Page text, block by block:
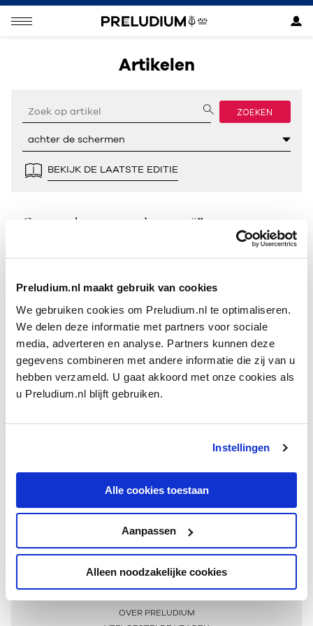
Preludium.nl maakt gebruik van cookies
We gebruiken cookies om Preludium.nl te optimaliseren.
We delen deze informatie met partners voor sociale
media, adverteren en analyse. Partners kunnen deze
gegevens combineren met andere informatie die zij van u
hebben verzameld. U gaat akkoord met onze cookies als
u Preludium.nl blijft gebruiken.
Instellingen
Alle cookies toestaan
Aanpassen
Alleen noodzakelijke cookies
Artikelen
ZOEKEN
BEKIJK DE LAATSTE EDITIE
Geen resultaten gevonden voor “”.
Meer informatie
OVER PRELUDIUM